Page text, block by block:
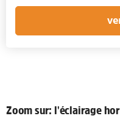
Zoom sur: l'éclairage